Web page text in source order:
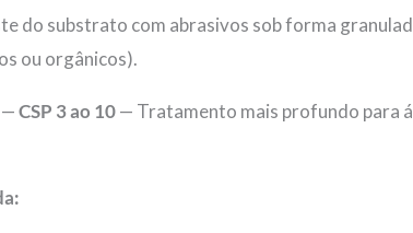
do substrato com abrasivos sob forma
ou orgânicos).
—CSP 3 ao 10— Tratamento mais profundo para